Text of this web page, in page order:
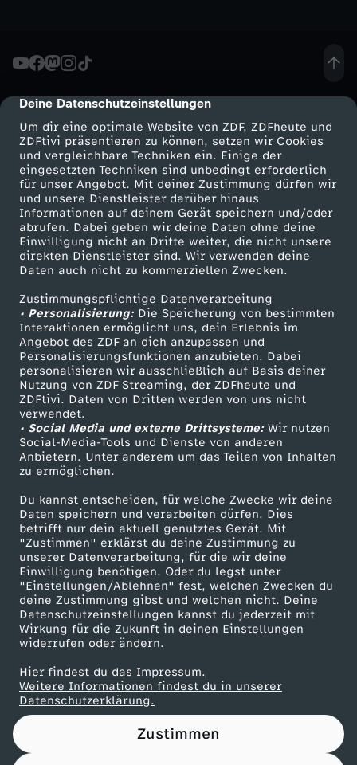
cmp-dialog-description
Deine Datenschutzeinstellungen
Um dir eine optimale Website von ZDF, ZDFheute und
ZDFtivi präsentieren zu können, setzen wir Cookies
und vergleichbare Techniken ein. Einige der
eingesetzten Techniken sind unbedingt erforderlich
für unser Angebot. Mit deiner Zustimmung dürfen wir
und unsere Dienstleister darüber hinaus
Informationen auf deinem Gerät speichern und/oder
abrufen. Dabei geben wir deine Daten ohne deine
Einwilligung nicht an Dritte weiter, die nicht unsere
direkten Dienstleister sind. Wir verwenden deine
Daten auch nicht zu kommerziellen Zwecken.
Zustimmungspflichtige Datenverarbeitung
• Personalisierung:Die Speicherung von bestimmten
Interaktionen ermöglicht uns, dein Erlebnis im
Angebot des ZDF an dich anzupassen und
Personalisierungsfunktionen anzubieten. Dabei
personalisieren wir ausschließlich auf Basis deiner
Nutzung von ZDF Streaming, der ZDFheute und
ZDFtivi. Daten von Dritten werden von uns nicht
verwendet.
• Social Media und externe Drittsysteme:Wir nutzen
Social-Media-Tools und Dienste von anderen
Anbietern. Unter anderem um das Teilen von Inhalten
zu ermöglichen.
Du kannst entscheiden, für welche Zwecke wir deine
Daten speichern und verarbeiten dürfen. Dies
betrifft nur dein aktuell genutztes Gerät. Mit
"Zustimmen" erklärst du deine Zustimmung zu
unserer Datenverarbeitung, für die wir deine
Einwilligung benötigen. Oder du legst unter
"Einstellungen/Ablehnen" fest, welchen Zwecken du
deine Zustimmung gibst und welchen nicht. Deine
Datenschutzeinstellungen kannst du jederzeit mit
Wirkung für die Zukunft in deinen Einstellungen
widerrufen oder ändern.
Hier findest du das Impressum.
Weitere Informationen findest du in unserer
Datenschutzerklärung.
Zustimmen
h
t
u
m
u
n
d
G
e
s
u
n
d
h
e
i
t
Mehr ZDF
ZDF-Apps
Smart TV
ZDFtext
Livestreams
Sendungen A-Z
TV-Programm
Service
ZDFmitreden
Kontakt zum ZDF
Tickets
Zuschauerservice
Hilfe
ZDF Unternehmen
Karriere
ZDF goes Schule
Werbefernsehen
Mainzelmännchen
Partner